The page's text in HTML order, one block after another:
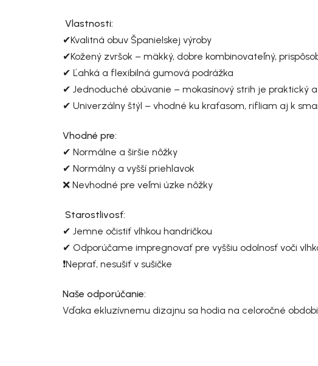
Vlastnosti:
✔Kvalitná obuv Španielskej výroby
✔Kožený zvršok – mäkký, dobre kombinovateľný,
✔ Ľahká a flexibilná gumová podrážka
✔ Jednoduché obúvanie – mokasínový strih je praktický
✔ Univerzálny štýl – vhodné ku kraťasom, rifliam aj k
Vhodné pre:
✔ Normálne a širšie nôžky
✔ Normálny a vyšší priehlavok
❌ Nevhodné pre veľmi úzke nôžky
Starostlivosť:
✔ Jemne očistiť vlhkou handričkou
✔ Odporúčame impregnovať pre vyššiu odolnosť voči
❗Neprať, nesušiť v sušičke
Naše odporúčanie:
Vďaka ekluzívnemu dizajnu sa hodia na celoročné